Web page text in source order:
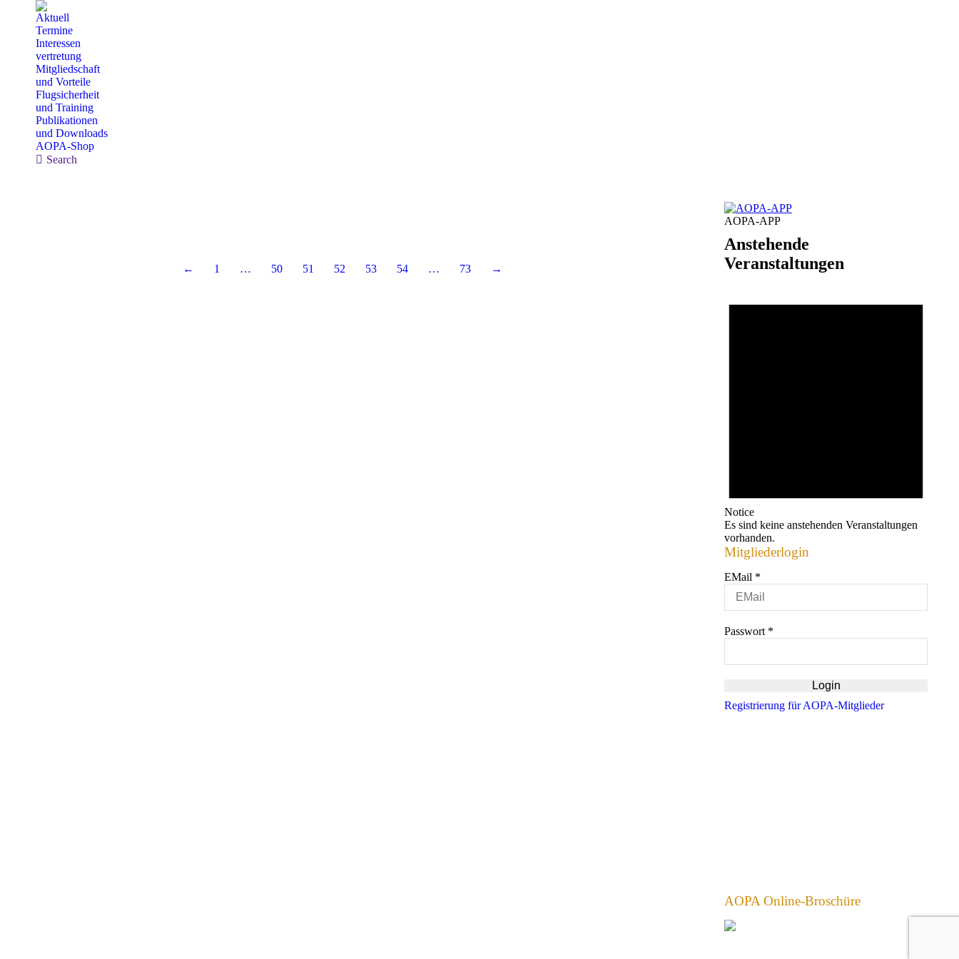
Aktuell
Termine
Interessen
vertretung
Mitgliedschaft
und Vorteile
Flugsicherheit
und Training
Publikationen
und Downloads
AOPA-Shop
Search:
Search
← 1 … 50 51 52 53 54 … 73 →
AOPA-APP
Anstehende
Veranstaltungen
Notice
Es sind keine anstehenden Veranstaltungen
vorhanden.
Mitgliederlogin
EMail *
Passwort *
Registrierung für AOPA-Mitglieder
AOPA Online-Broschüre